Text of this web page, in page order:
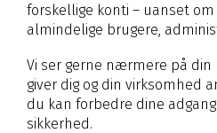
forskellige konti – uanset
almindelige brugere,
Vi ser gerne nærmere på
giver dig og din virksomhed
du kan forbedre dine
sikkerhed.